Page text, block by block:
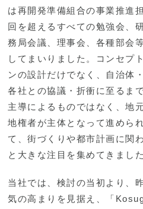
は再開発準備組合の事業推進
回を超えるすべての勉強会、
務局会議、理事会、各種部会
してまいりました。コンセプ
ンの設計だけでなく、自治体
各社との協議・折衝に至るま
主導によるものではなく、地
地権者が主体となって進めら
て、街づくりや都市計画に関
と大きな注目を集めてきました
当社では、検討の当初より、
気の高まりを見据え、「